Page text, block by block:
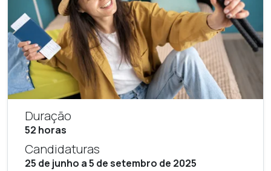
Duração
52 horas
Candidaturas
25 de junho a 5 de setembro de 2025